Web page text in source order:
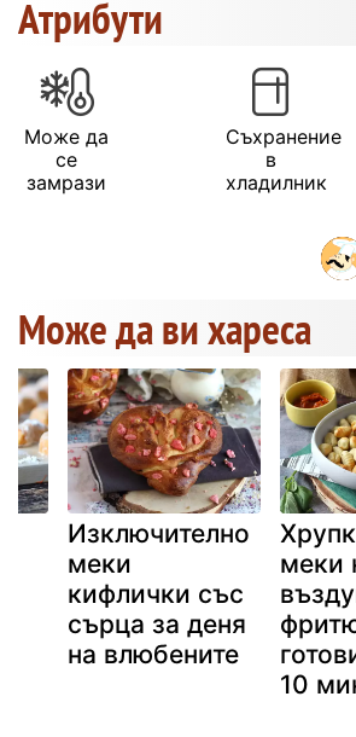
Атрибути
Може да
се
замрази
Съхранение
в
хладилник
Може да ви хареса
Изключително
меки
кифлички със
сърца за деня
на влюбените
меки
10